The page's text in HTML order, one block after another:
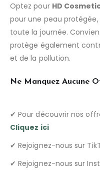
Optez pour HD
pour une peau
toute la journée.
protège également
et de la pollution.
Ne Manquez Aucune
✔ Pour découvrir nos
Cliquez ici
✔ Rejoignez-nous sur
✔ Rejoignez-nous sur